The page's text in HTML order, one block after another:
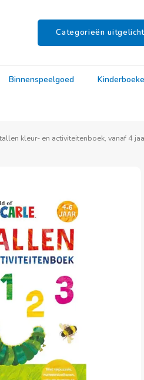
Categorieën uitgelicht
Binnenspeelgoed
kleur- en activiteitenboek, vanaf 4